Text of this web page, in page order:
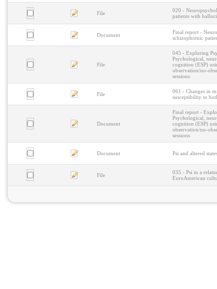
File
020 -
patients with
Document
Final report -
schizophrenic
File
045 - Exploring
Psychological,
cognition (ESP)
observation/no-
sessions
File
061 - Changes in
susceptibility to
Document
Final report -
Psychological,
cognition (ESP)
observation/no-
sessions
Document Psi and altered
File
035 - Psi in a
EuroAmerican